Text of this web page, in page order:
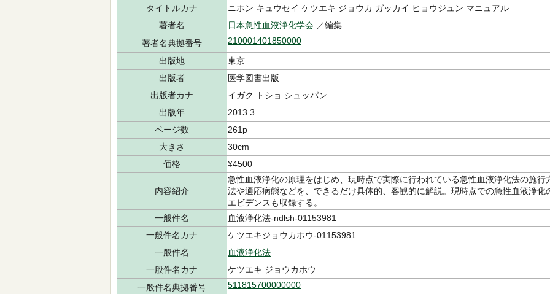
タイトルカナ
ニホン キュウセイ ケツエキ ジョウカ ガッカイ ヒョウジュン マニュアル
著者名
日本急性血液浄化学会 ／編集
著者名典拠番号
210001401850000
出版地
東京
出版者
医学図書出版
出版者カナ
イガク トショ シュッパン
出版年
2013.3
ページ数
261p
大きさ
30cm
価格
¥4500
内容紹介
急性血液浄化の原理をはじめ、現時点で実際に行われている急性血液浄化法の施行
法や適応病態などを、できるだけ具体的、客観的に解説。現時点での急性血液浄化
エビデンスも収録する。
一般件名
血液浄化法-ndlsh-01153981
一般件名カナ
ケツエキジョウカホウ-01153981
一般件名
血液浄化法
一般件名カナ
ケツエキ ジョウカホウ
一般件名典拠番号
511815700000000